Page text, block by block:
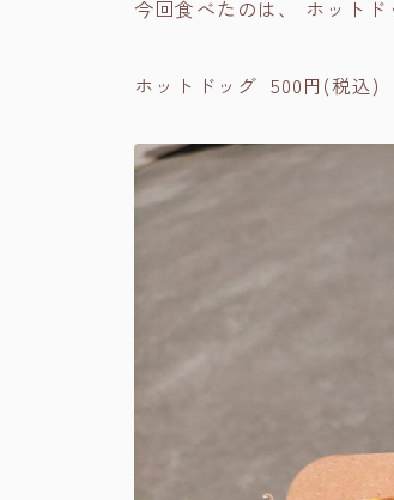
今回食べたのは、 ホットド
ホットドッグ 500円(税込)